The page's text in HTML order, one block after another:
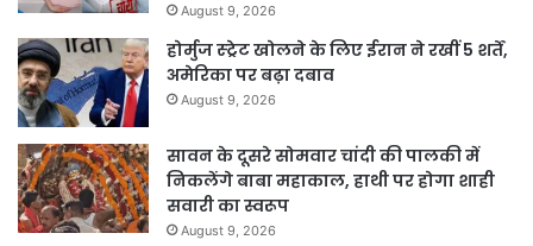
August 9, 2026
होर्मुज स्ट्रेट खोलने के लिए ईरान ने रखीं 5 शर्तें,
अमेरिका पर बढ़ा दबाव
August 9, 2026
सावन के दूसरे सोमवार चांदी की पालकी में
निकलेंगे बाबा महाकाल, हाथी पर होगा शाही
सवारी का स्वरूप
August 9, 2026